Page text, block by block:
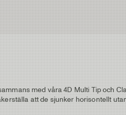
med våra 4D Multi Tip och
att de sjunker horisontellt